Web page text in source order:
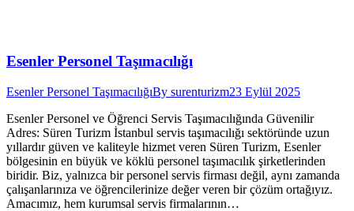
Esenler Personel Taşımacılığı
Esenler Personel TaşımacılığıBy surenturizm23 Eylül 2025
Esenler Personel ve Öğrenci Servis Taşımacılığında Güvenilir
Adres: Süren Turizm İstanbul servis taşımacılığı sektöründe uzun
yıllardır güven ve kaliteyle hizmet veren Süren Turizm, Esenler
bölgesinin en büyük ve köklü personel taşımacılık şirketlerinden
biridir. Biz, yalnızca bir personel servis firması değil, aynı zamanda
çalışanlarınıza ve öğrencilerinize değer veren bir çözüm ortağıyız.
Amacımız, hem kurumsal servis firmalarının…